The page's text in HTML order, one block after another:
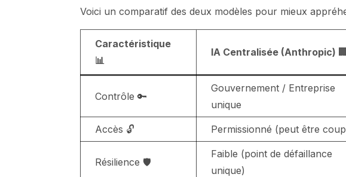
Voici un comparatif des deux modèles pour mieux
Caractéristique
📊
IA Centralisée (Anthropic)
Contrôle 🔑
Gouvernement / Entreprise
unique
Accès 🔓 Permissionné (peut être
Résilience 🛡️
Faible (point de défaillance
unique)